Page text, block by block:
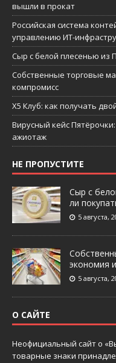
вышли в прокат
Российская система
управлению ИТ-
Сыр с белой плесенью из
Собственные торговые
компромисс
X5 Клуб: как получать
Вирусный кейс
ажиотаж
НЕ ПРОПУСТИТЕ
Сыр с
ли
5 августа,
экономия
5 августа,
О САЙТЕ
Неофициальный сайт о
товарные знаки